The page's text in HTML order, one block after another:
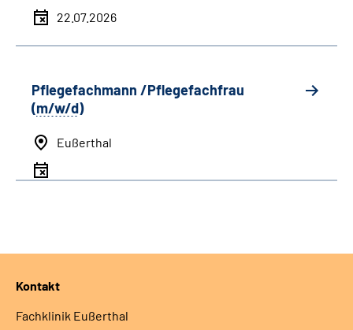
22.07.2026
Pflegefachmann /Pflegefachfrau
(m/w/d)
Eußerthal
Kontakt
Fachklinik Eußerthal